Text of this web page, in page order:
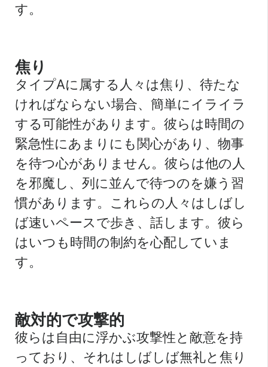
す。
焦り
タイプAに属する人々は焦り、待たな
ければならない場合、簡単にイライラ
する可能性があります。彼らは時間の
緊急性にあまりにも関心があり、物事
を待つ心がありません。彼らは他の人
を邪魔し、列に並んで待つのを嫌う習
慣があります。これらの人々はしばし
ば速いペースで歩き、話します。彼ら
はいつも時間の制約を心配していま
す。
敵対的で攻撃的
彼らは自由に浮かぶ攻撃性と敵意を持
っており、それはしばしば無礼と焦り